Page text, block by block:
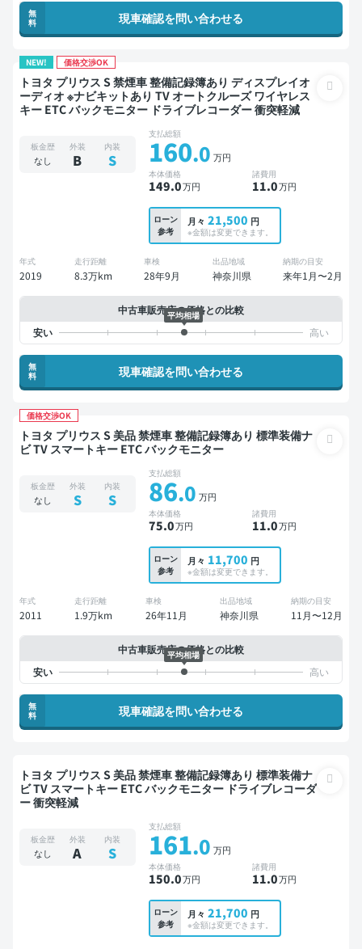
無
料
現車確認を問い合わせる
NEW! 価格交渉OK
トヨタ プリウス S 禁煙車 整備記録簿あり ディスプレイオ
ーディオ ※ナビキットあり TV オートクルーズ ワイヤレス
キー ETC バックモニター ドライブレコーダー 衝突軽減
板金歴
なし
外装
B
内装
S
支払総額
160.0 万円
本体価格
149.0万円
諸費用
11.0万円
ローン
参考
月々 21,500 円
※金額は変更できます。
年式
2019
走行距離
8.3万km
車検
28年9月
出品地域
神奈川県
納期の目安
来年1月〜2月
中古車販売店の価格との比較
平均相場
無
料
現車確認を問い合わせる
価格交渉OK
トヨタ プリウス S 美品 禁煙車 整備記録簿あり 標準装備ナ
ビ TV スマートキー ETC バックモニター
板金歴
なし
外装
S
内装
S
支払総額
86.0 万円
本体価格
75.0万円
諸費用
11.0万円
ローン
参考
月々 11,700 円
※金額は変更できます。
年式
2011
走行距離
1.9万km
車検
26年11月
出品地域
神奈川県
納期の目安
11月〜12月
中古車販売店の価格との比較
平均相場
無
料
現車確認を問い合わせる
トヨタ プリウス S 美品 禁煙車 整備記録簿あり 標準装備ナ
ビ TV スマートキー ETC バックモニター ドライブレコーダ
ー 衝突軽減
板金歴
なし
外装
A
内装
S
支払総額
161.0 万円
本体価格
150.0万円
諸費用
11.0万円
ローン
参考
月々 21,700 円
※金額は変更できます。